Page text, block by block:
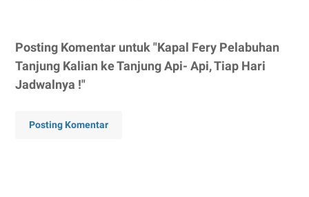
Posting Komentar untuk "Kapal Fery Pelabuhan
Tanjung Kalian ke Tanjung Api- Api, Tiap Hari
Jadwalnya !"
Posting Komentar